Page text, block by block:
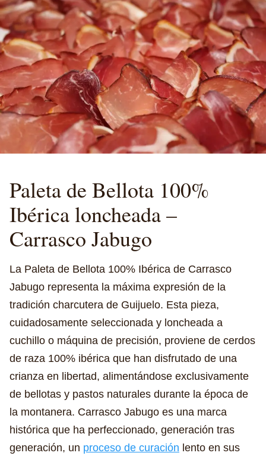
Paleta de Bellota 100%
Ibérica loncheada –
Carrasco Jabugo
La Paleta de Bellota 100% Ibérica de Carrasco
Jabugo representa la máxima expresión de la
tradición charcutera de Guijuelo. Esta pieza,
cuidadosamente seleccionada y loncheada a
cuchillo o máquina de precisión, proviene de cerdos
de raza 100% ibérica que han disfrutado de una
crianza en libertad, alimentándose exclusivamente
de bellotas y pastos naturales durante la época de
la montanera. Carrasco Jabugo es una marca
histórica que ha perfeccionado, generación tras
generación, un proceso de curación lento en sus